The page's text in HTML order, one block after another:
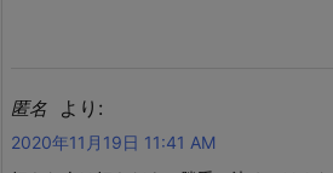
匿名 より:
2020年11月19日 11:41 AM